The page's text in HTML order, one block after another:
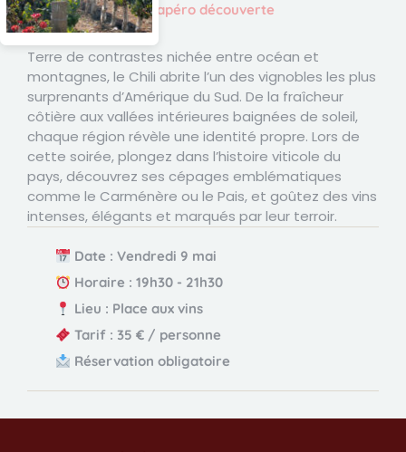
Cours d'oenologie - apéro découverte
Le Chili
Terre de contrastes nichée entre océan et
montagnes, le Chili abrite l’un des vignobles les plus
surprenants d’Amérique du Sud. De la fraîcheur
côtière aux vallées intérieures baignées de soleil,
chaque région révèle une identité propre. Lors de
cette soirée, plongez dans l’histoire viticole du
pays, découvrez ses cépages emblématiques
comme le Carménère ou le Pais, et goûtez des vins
intenses, élégants et marqués par leur terroir.
Date : Vendredi 9 mai
Horaire : 19h30 - 21h30
Lieu : Place aux vins
Tarif : 35 € / personne
Réservation obligatoire